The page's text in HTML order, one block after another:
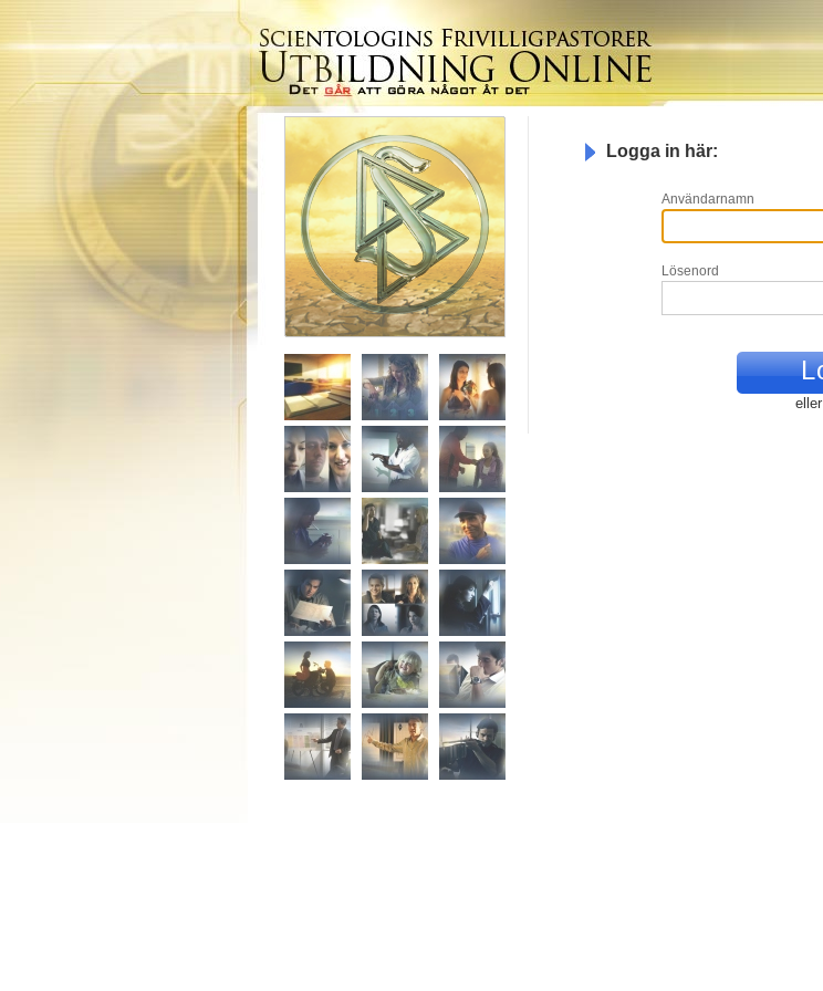
Logga in här:
Användarnamn
Lösenord
eller